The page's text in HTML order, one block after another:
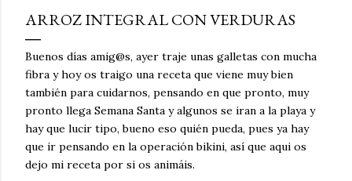
satisface. Estas alubias crujientes al horno van a cambiar
por completo tu forma de ver las legumbres. Olvídate de
asociar las alubias únicamente a los guisos tradicionales y
copiosos de invierno. Con esta receta simple pero
revolucionaria, transformaremos un ingrediente tan
humilde como la alubia de La Bañeza en un snack ligero,
dorado, cargado de proteína y 100% natural. Es el
sustituto perfecto a los frutos se...
ARROZ INTEGRAL CON VERDURAS
Buenos días amig@s, ayer traje unas galletas con mucha
fibra y hoy os traigo una receta que viene muy bien
también para cuidarnos, pensando en que pronto, muy
pronto llega Semana Santa y algunos se iran a la playa y
hay que lucir tipo, bueno eso quién pueda, pues ya hay
que ir pensando en la operación bikini, así que aqui os
dejo mi receta por si os animáis.